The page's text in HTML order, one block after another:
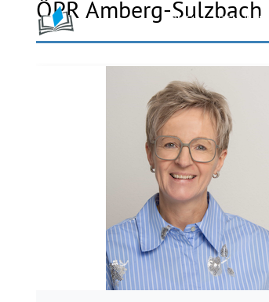
HOME SCHULAMT
ÖPR Amberg-Sulzbach